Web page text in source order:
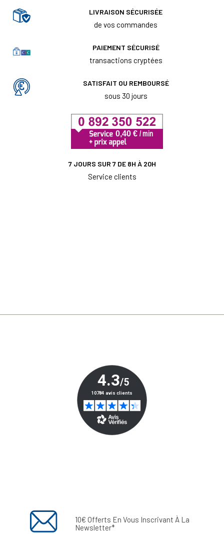
LIVRAISON SÉCURISÉE
de vos commandes
PAIEMENT SÉCURISÉ
transactions cryptées
SATISFAIT OU REMBOURSÉ
sous 30 jours
7 JOURS SUR 7 DE 8H À 20H
Service clients
10€ Offerts En Vous Inscrivant À La
Newsletter*